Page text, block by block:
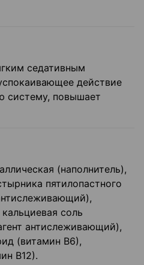
седативным
действие
систему, повышает
(наполнитель),
пятилопастного
соль
антислеживающий),
(витамин В6),
В12).